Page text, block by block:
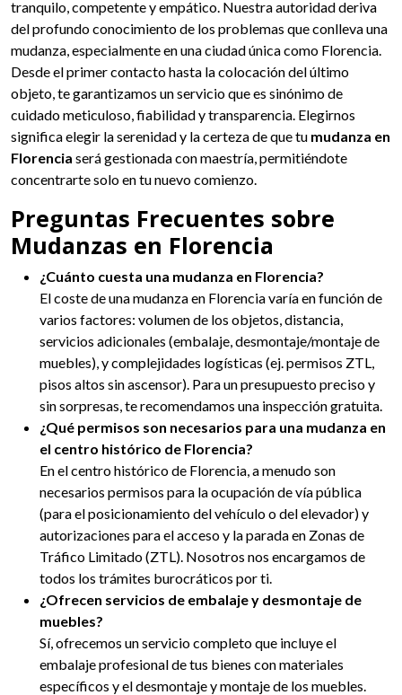
tranquilo, competente y empático. Nuestra autoridad deriva
del profundo conocimiento de los problemas que conlleva una
mudanza, especialmente en una ciudad única como Florencia.
Desde el primer contacto hasta la colocación del último
objeto, te garantizamos un servicio que es sinónimo de
cuidado meticuloso, fiabilidad y transparencia. Elegirnos
significa elegir la serenidad y la certeza de que tu mudanza en
Florencia será gestionada con maestría, permitiéndote
concentrarte solo en tu nuevo comienzo.
Preguntas Frecuentes sobre
Mudanzas en Florencia
¿Cuánto cuesta una mudanza en Florencia?
El coste de una mudanza en Florencia varía en función de
varios factores: volumen de los objetos, distancia,
servicios adicionales (embalaje, desmontaje/montaje de
muebles), y complejidades logísticas (ej. permisos ZTL,
pisos altos sin ascensor). Para un presupuesto preciso y
sin sorpresas, te recomendamos una inspección gratuita.
¿Qué permisos son necesarios para una mudanza en
el centro histórico de Florencia?
En el centro histórico de Florencia, a menudo son
necesarios permisos para la ocupación de vía pública
(para el posicionamiento del vehículo o del elevador) y
autorizaciones para el acceso y la parada en Zonas de
Tráfico Limitado (ZTL). Nosotros nos encargamos de
todos los trámites burocráticos por ti.
¿Ofrecen servicios de embalaje y desmontaje de
muebles?
Sí, ofrecemos un servicio completo que incluye el
embalaje profesional de tus bienes con materiales
específicos y el desmontaje y montaje de los muebles.